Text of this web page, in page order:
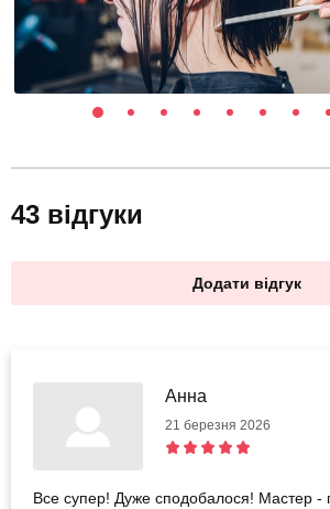
43 відгуки
Додати відгук
Анна
21 березня 2026
Все супер! Дуже сподобалося! Мастер -